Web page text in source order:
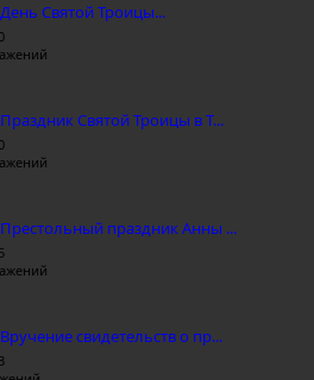
Святой Троицы...
Святой Троицы в Т...
Престольный праздник Анны ...
свидетельств о пр...